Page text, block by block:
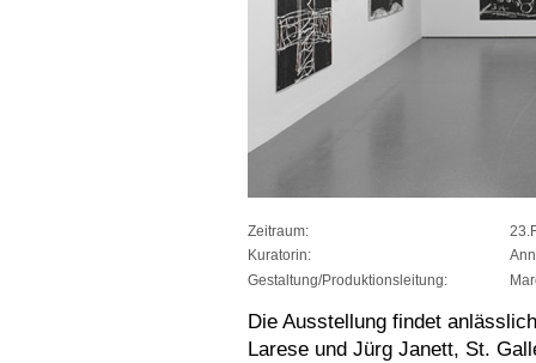
Zeitraum:
Kuratorin:
Gestaltung/Produktionsleitung:
Die Ausstellung findet
Larese und Jürg Janett, St.